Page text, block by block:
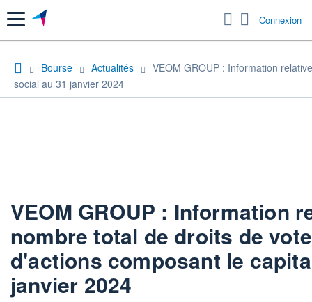
Menu Connexion
Bourse Actualités
VEOM GROUP : Information
social au 31 janvier 2024
VEOM GROUP : Information
nombre total de droits de
d'actions composant le
janvier 2024